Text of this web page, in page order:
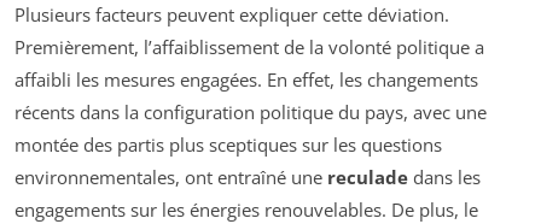
Plusieurs facteurs peuvent expliquer cette déviation.
Premièrement, l’affaiblissement de la volonté politique a
affaibli les mesures engagées. En effet, les changements
récents dans la configuration politique du pays, avec une
montée des partis plus sceptiques sur les questions
environnementales, ont entraîné une reculade dans les
engagements sur les énergies renouvelables. De plus, le